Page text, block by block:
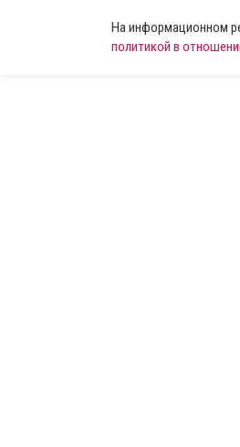
На информационном
политикой в